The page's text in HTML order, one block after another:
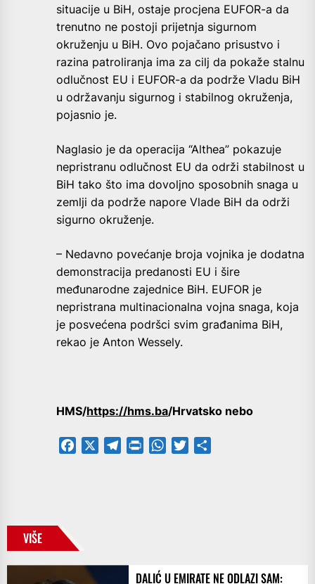
situacije u BiH, ostaje procjena EUFOR-a da
trenutno ne postoji prijetnja sigurnom
okruženju u BiH. Ovo pojačano prisustvo i
razina patroliranja ima za cilj da pokaže stalnu
odlučnost EU i EUFOR-a da podrže Vladu BiH
u održavanju sigurnog i stabilnog okruženja,
pojasnio je.
Naglasio je da operacija “Althea” pokazuje
nepristranu odlučnost EU da održi stabilnost u
BiH tako što ima dovoljno sposobnih snaga u
zemlji da podrže napore Vlade BiH da održi
sigurno okruženje.
– Nedavno povećanje broja vojnika je dodatna
demonstracija predanosti EU i šire
međunarodne zajednice BiH. EUFOR je
nepristrana multinacionalna vojna snaga, koja
je posvećena podršci svim građanima BiH,
rekao je Anton Wessely.
HMS/https://hms.ba/Hrvatsko nebo
Facebook TelegramPrintFriendly
WhatsApp
Twitter
VIŠE
DALIĆ U EMIRATE NE ODLAZI SAM: